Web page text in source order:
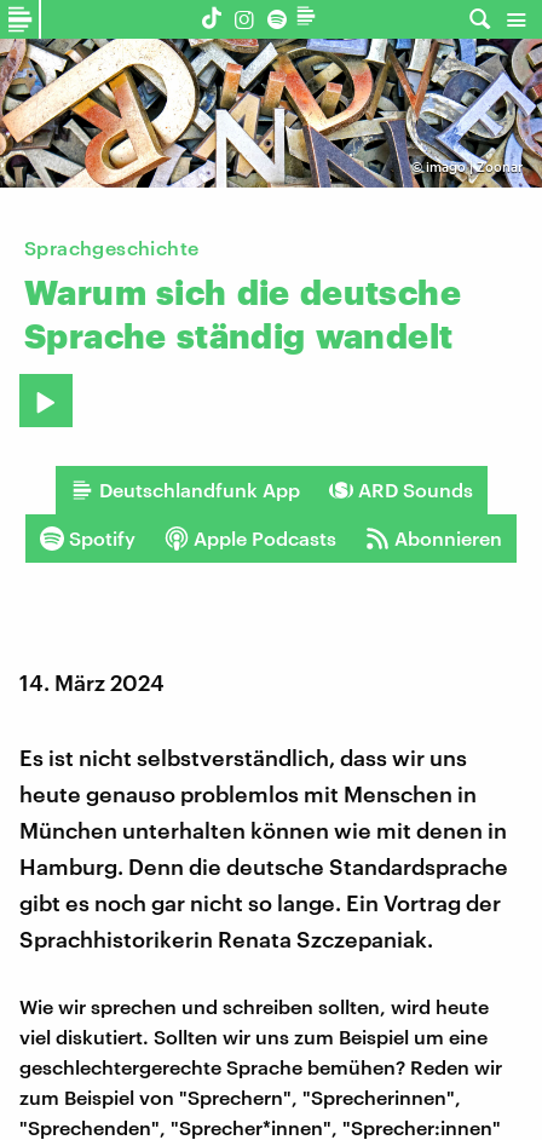
©imago | Zoonar
Sprachgeschichte
Warum sich die deutsche
Sprache ständig wandelt
Deutschlandfunk App ARD Sounds
Spotify Apple Podcasts Abonnieren
14. März 2024
Es ist nicht selbstverständlich, dass wir uns
heute genauso problemlos mit Menschen in
München unterhalten können wie mit denen in
Hamburg. Denn die deutsche Standardsprache
gibt es noch gar nicht so lange. Ein Vortrag der
Sprachhistorikerin Renata Szczepaniak.
Wie wir sprechen und schreiben sollten, wird heute
viel diskutiert. Sollten wir uns zum Beispiel um eine
geschlechtergerechte Sprache bemühen? Reden wir
zum Beispiel von "Sprechern", "Sprecherinnen",
"Sprechenden", "Sprecher*innen", "Sprecher:innen"